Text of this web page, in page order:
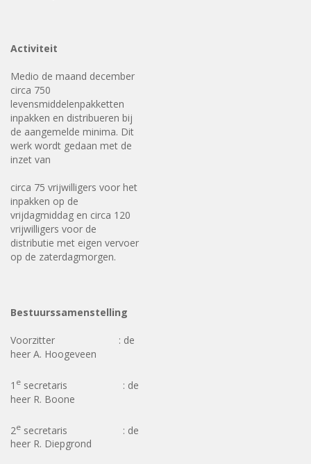
Activiteit
Medio de maand december
circa 750
levensmiddelenpakketten
inpakken en distribueren bij
de aangemelde minima. Dit
werk wordt gedaan met de
inzet van
circa 75 vrijwilligers voor het
inpakken op de
vrijdagmiddag en circa 120
vrijwilligers voor de
distributie met eigen vervoer
op de zaterdagmorgen.
Bestuurssamenstelling
Voorzitter : de
heer A. Hoogeveen
1 e secretaris : de
heer R. Boone
2e secretaris : de
heer R. Diepgrond